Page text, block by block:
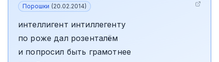
Порошки (20.02.2014)
интеллигент интиллегенту
по роже дал розенталём
и попросил быть грамотнее